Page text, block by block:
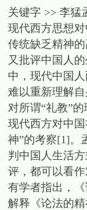
关键字 >> 李猛
现代西方思想
传统缺乏精神
又批评中国人
中，现代中国
难以重新理解
对所谓“礼教”的
现代西方对中
神”的考察[1]。
判中国人生活
评，都可以看作
有学者指出，
解释《论法的